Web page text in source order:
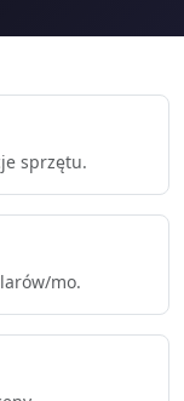
sprzętu.
mo.